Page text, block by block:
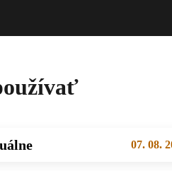
07. 08.